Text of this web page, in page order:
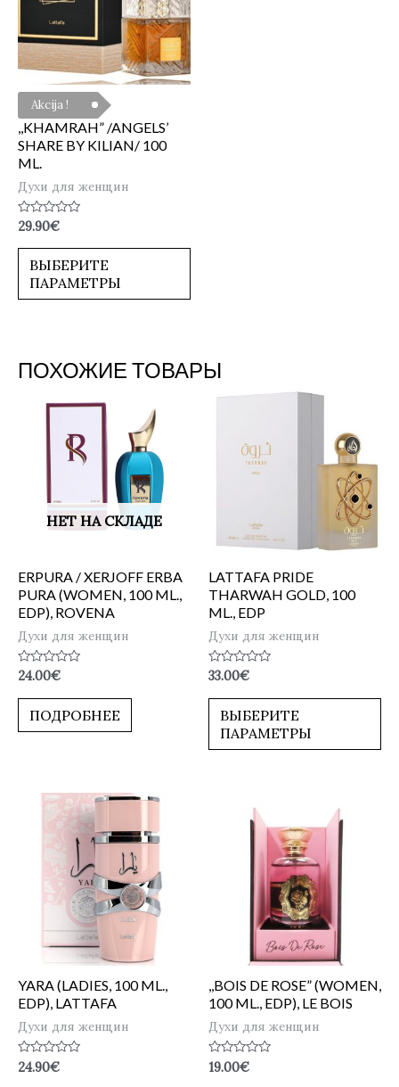
Akcija !
,,KHAMRAH” /ANGELS’
SHARE BY KILIAN/ 100
ML.
Духи для женщин
Оценка
из
29.90€
ВЫБЕРИТЕ
ПАРАМЕТРЫ
ПОХОЖИЕ ТОВАРЫ
НЕТ НА СКЛАДЕ
ERPURA / XERJOFF ERBA
PURA (WOMEN, 100 ML.,
EDP), ROVENA
Духи для женщин
Оценка
из
24.00€
ПОДРОБНЕЕ
LATTAFA PRIDE
THARWAH GOLD, 100
ML., EDP
Духи для женщин
Оценка
из
33.00€
ВЫБЕРИТЕ
ПАРАМЕТРЫ
YARA (LADIES, 100 ML.,
EDP), LATTAFA
Духи для женщин
Оценка
0
24.90€
,,BOIS DE ROSE” (WOMEN,
100 ML., EDP), LE BOIS
Духи для женщин
Оценка
0
19.00€